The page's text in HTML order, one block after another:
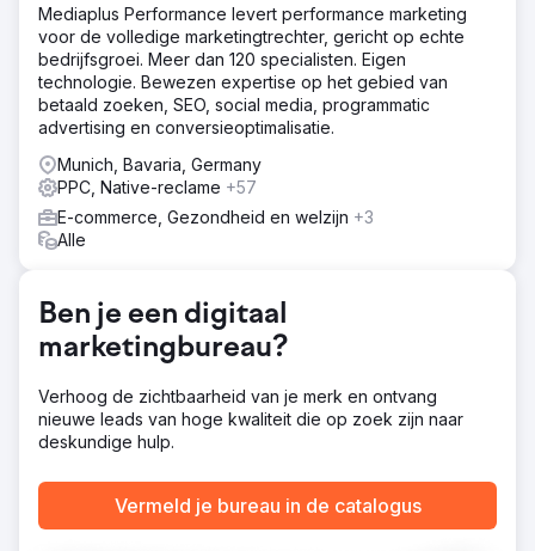
volledige audit uitgevoerd van hun digitale media en
hebben gekeken naar traditionele promotiemethoden om
de praktijk te lanceren.
Oplossing
We hebben een volledige SEO (Search Engine
Optimization) audit van de website uitgevoerd en een
schema van werkzaamheden geïmplementeerd,
waaronder het maken van nieuwe SERP's rich snippets
voor doelgroepen om mee te interacteren, het
hergebruiken van bestaande content met relevante
trefwoorden en het nastreven van een actieve backlink
creëren van een lead funnel voor de nieuwe praktijk en
het kapitaliseren op digitale zoektermen voor PPC (Pay
Per Click)-advertenties met behulp van Google. We
hebben een combinatie van rich text en display-
advertenties geïmplementeerd.
Resultaat
67 conversies - nieuwe klanten We genereerden 67
CTR (Click Through Rate) van 3,1%. 157
telefoongesprekken We bereikten 157
Mediaplus Performance levert performance marketing
voor de volledige marketingtrechter, gericht op echte
bedrijfsgroei. Meer dan 120 specialisten. Eigen
technologie. Bewezen expertise op het gebied van
betaald zoeken, SEO, social media, programmatic
advertising en conversieoptimalisatie.
Munich, Bavaria, Germany
PPC, Native-reclame +57
E-commerce, Gezondheid en welzijn +3
Alle
Ben je een digitaal
marketingbureau?
Verhoog de zichtbaarheid van je merk en ontvang
nieuwe leads van hoge kwaliteit die op zoek zijn naar
deskundige hulp.
Vermeld je bureau in de catalogus